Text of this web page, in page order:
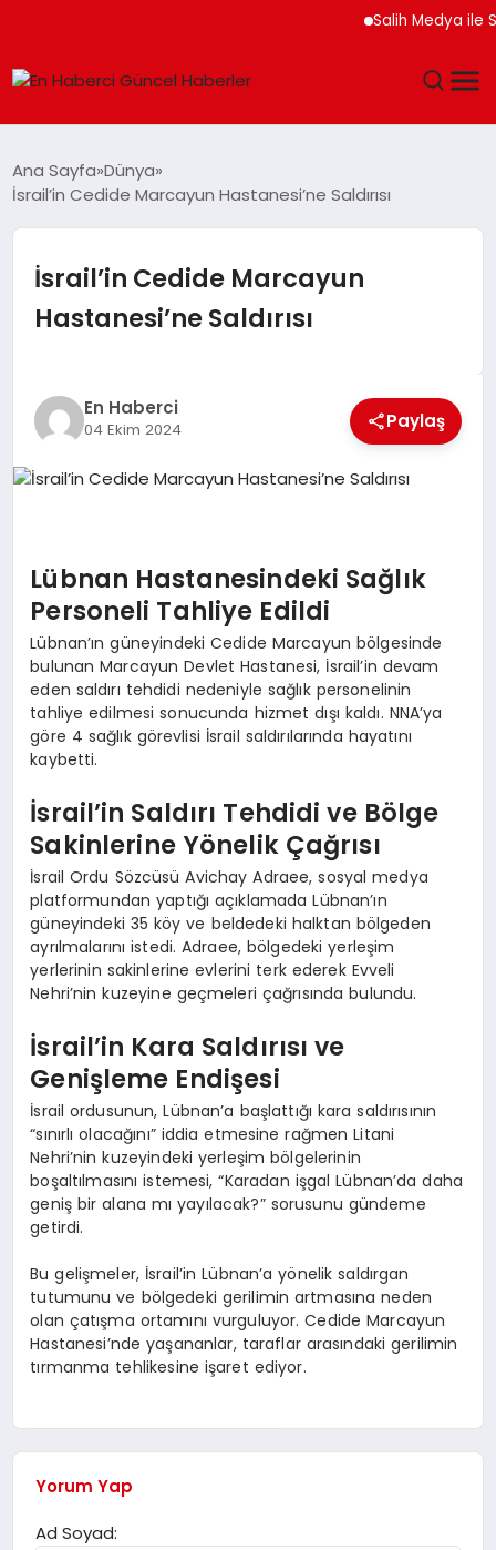
Salih Medya ile
SAĞLIK
TEKNOLOJI
DÜNYA
SIYASET
Ana Sayfa Dünya
İsrail’in Cedide Marcayun Hastanesi’ne Saldırısı
İsrail’in Cedide Marcayun
Hastanesi’ne Saldırısı
En Haberci
04 Ekim 2024 Paylaş
Lübnan Hastanesindeki Sağlık
Personeli Tahliye Edildi
Lübnan’ın güneyindeki Cedide Marcayun bölgesinde
bulunan Marcayun Devlet Hastanesi, İsrail’in devam
eden saldırı tehdidi nedeniyle sağlık personelinin
tahliye edilmesi sonucunda hizmet dışı kaldı. NNA’ya
göre 4 sağlık görevlisi İsrail saldırılarında hayatını
kaybetti.
İsrail’in Saldırı Tehdidi ve Bölge
Sakinlerine Yönelik Çağrısı
İsrail Ordu Sözcüsü Avichay Adraee, sosyal medya
platformundan yaptığı açıklamada Lübnan’ın
güneyindeki 35 köy ve beldedeki halktan bölgeden
ayrılmalarını istedi. Adraee, bölgedeki yerleşim
yerlerinin sakinlerine evlerini terk ederek Evveli
Nehri’nin kuzeyine geçmeleri çağrısında bulundu.
İsrail’in Kara Saldırısı ve
Genişleme Endişesi
İsrail ordusunun, Lübnan’a başlattığı kara saldırısının
“sınırlı olacağını” iddia etmesine rağmen Litani
Nehri’nin kuzeyindeki yerleşim bölgelerinin
boşaltılmasını istemesi, “Karadan işgal Lübnan’da daha
geniş bir alana mı yayılacak?” sorusunu gündeme
getirdi.
Bu gelişmeler, İsrail’in Lübnan’a yönelik saldırgan
tutumunu ve bölgedeki gerilimin artmasına neden
olan çatışma ortamını vurguluyor. Cedide Marcayun
Hastanesi’nde yaşananlar, taraflar arasındaki gerilimin
tırmanma tehlikesine işaret ediyor.
Yorum Yap
Ad Soyad: